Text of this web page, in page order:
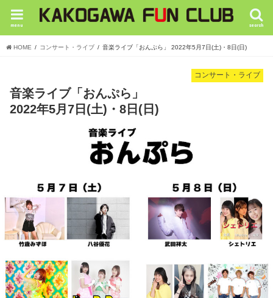
search
menu
HOME コンサート・ライブ 音楽ライブ「おんぷら」 2022年5月7日(土)・8日(日)
コンサート・ライブ
音楽ライブ「おんぷら」
2022年5月7日(土)・8日(日)